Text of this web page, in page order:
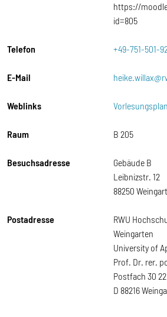
https://
id=805
Telefon +49-751-501-
E-Mail
Weblinks Vorlesungsplan
Raum B 205
Besuchsadresse
Gebäude B
Leibnizstr. 12
88250
Postadresse
RWU
Weingarten
University of
Prof. Dr. rer.
Postfach 30 22
D 88216